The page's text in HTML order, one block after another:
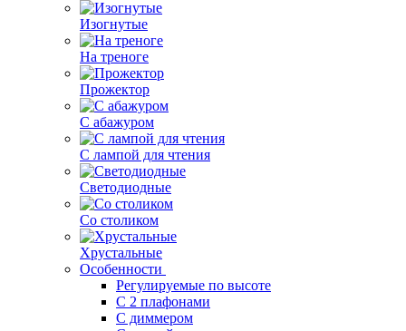
Изогнутые
На треноге
Прожектор
С абажуром
С лампой для чтения
Светодиодные
Со столиком
Хрустальные
Особенности
Регулируемые по высоте
С 2 плафонами
С диммером